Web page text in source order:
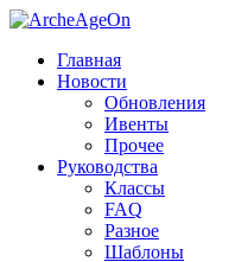
Главная
Новости
Обновления
Ивенты
Прочее
Руководства
Классы
FAQ
Разное
Шаблоны